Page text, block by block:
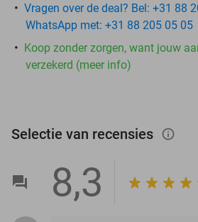
Vragen over de deal? Bel: +31 88
WhatsApp met: +31 88 205 05 05
Koop zonder zorgen, want jouw
verzekerd (meer info)
Selectie van recensies info_outlined
8,3